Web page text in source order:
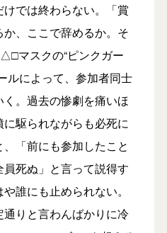
では終わらない。「賞
、ここで辞めるか。そ
マスクの“ピンクガー
ルによって、参加者同士
。過去の惨劇を痛いほ
駆られながらも必死に
「前にも参加したこと
死ぬ」と言って説得す
誰にも止められない。
りと言わんばかりに冷